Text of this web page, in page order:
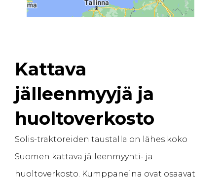
Kattava
jälleenmyyjä ja
huoltoverkosto
Solis-traktoreiden taustalla on lähes koko
Suomen kattava jälleenmyynti- ja
huoltoverkosto. Kumppaneina ovat osaavat